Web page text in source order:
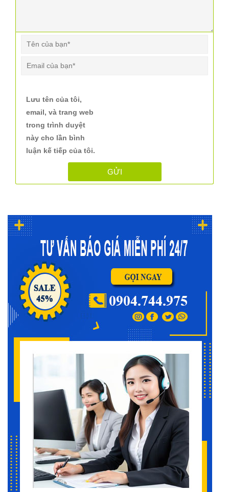
Lưu tên của tôi,
email, và trang web
trong trình duyệt
này cho lần bình
luận kế tiếp của tôi.